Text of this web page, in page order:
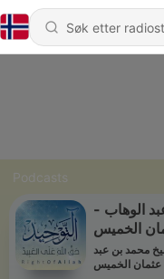
Podcasts
الوهاب -
الخميس
محمد بن عبد